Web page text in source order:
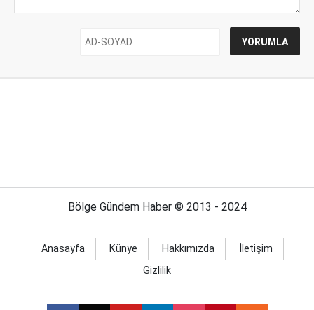
Bölge Gündem Haber © 2013 - 2024
Anasayfa Künye Hakkımızda
İletişim
Gizlilik